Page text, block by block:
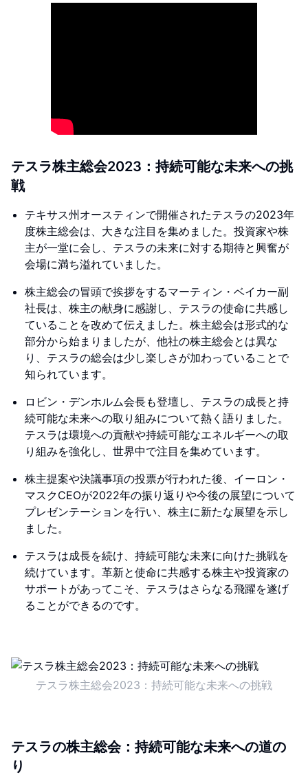
テスラ株主総会2023：持続可能な未来への挑
戦
テキサス州オースティンで開催されたテスラの2023年
度株主総会は、大きな注目を集めました。投資家や株
主が一堂に会し、テスラの未来に対する期待と興奮が
会場に満ち溢れていました。
株主総会の冒頭で挨拶をするマーティン・ベイカー副
社長は、株主の献身に感謝し、テスラの使命に共感し
ていることを改めて伝えました。株主総会は形式的な
部分から始まりましたが、他社の株主総会とは異な
り、テスラの総会は少し楽しさが加わっていることで
知られています。
ロビン・デンホルム会長も登壇し、テスラの成長と持
続可能な未来への取り組みについて熱く語りました。
テスラは環境への貢献や持続可能なエネルギーへの取
り組みを強化し、世界中で注目を集めています。
株主提案や決議事項の投票が行われた後、イーロン・
マスクCEOが2022年の振り返りや今後の展望について
プレゼンテーションを行い、株主に新たな展望を示し
ました。
テスラは成長を続け、持続可能な未来に向けた挑戦を
続けています。革新と使命に共感する株主や投資家の
サポートがあってこそ、テスラはさらなる飛躍を遂げ
ることができるのです。
テスラ株主総会2023：持続可能な未来への挑戦
テスラの株主総会：持続可能な未来への道の
り